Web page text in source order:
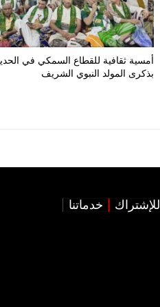
أمسية ثقافية للقطاع السمكي في
بذكرى المولد النبوي الشريف
للإشتراك
خدماتنا